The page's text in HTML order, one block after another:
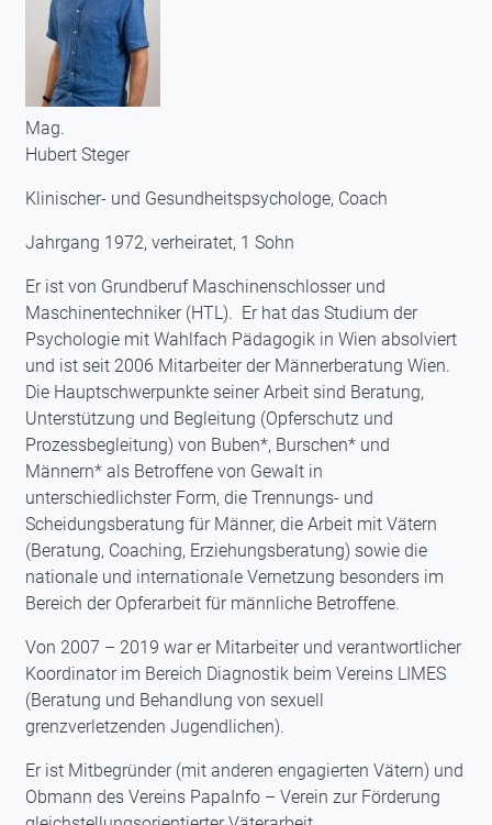
Mag.
Hubert Steger
Klinischer- und Gesundheitspsychologe, Coach
Jahrgang 1972, verheiratet, 1 Sohn
Er ist von Grundberuf Maschinenschlosser und
Maschinentechniker (HTL). Er hat das Studium der
Psychologie mit Wahlfach Pädagogik in Wien absolviert
und ist seit 2006 Mitarbeiter der Männerberatung Wien.
Die Hauptschwerpunkte seiner Arbeit sind Beratung,
Unterstützung und Begleitung (Opferschutz und
Prozessbegleitung) von Buben*, Burschen* und
Männern* als Betroffene von Gewalt in
unterschiedlichster Form, die Trennungs- und
Scheidungsberatung für Männer, die Arbeit mit Vätern
(Beratung, Coaching, Erziehungsberatung) sowie die
nationale und internationale Vernetzung besonders im
Bereich der Opferarbeit für männliche Betroffene.
Von 2007 – 2019 war er Mitarbeiter und verantwortlicher
Koordinator im Bereich Diagnostik beim Vereins LIMES
(Beratung und Behandlung von sexuell
grenzverletzenden Jugendlichen).
Er ist Mitbegründer (mit anderen engagierten Vätern) und
Obmann des Vereins PapaInfo – Verein zur Förderung